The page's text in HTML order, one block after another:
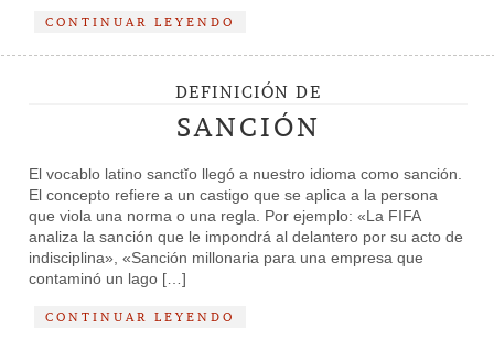
CONTINUAR LEYENDO
DEFINICIÓN DE
SANCIÓN
El vocablo latino sanctĭo llegó a nuestro idioma como sanción.
El concepto refiere a un castigo que se aplica a la persona
que viola una norma o una regla. Por ejemplo: «La FIFA
analiza la sanción que le impondrá al delantero por su acto de
indisciplina», «Sanción millonaria para una empresa que
contaminó un lago […]
CONTINUAR LEYENDO